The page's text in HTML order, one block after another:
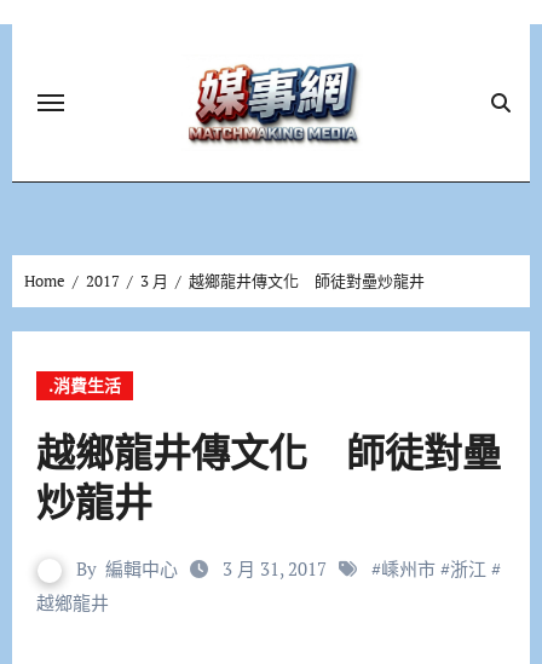
Home 2017 3 月 越鄉龍井傳文化 師徒對壘炒龍井
.消費生活
越鄉龍井傳文化 師徒對壘
炒龍井
By 編輯中心 3 月 31, 2017 #嵊州市 #浙江 #
越鄉龍井